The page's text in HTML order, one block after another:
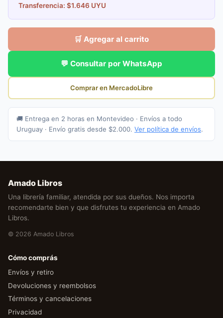
Transferencia: $1.646 UYU
🛒 Agregar al carrito
💬 Consultar por WhatsApp
Comprar en MercadoLibre
🚚 Entrega en 2 horas en Montevideo · Envíos a todo
Uruguay · Envío gratis desde $2.000. Ver política de envíos.
Amado Libros
Una librería familiar, atendida por sus dueños. Nos importa
recomendarte bien y que disfrutes tu experiencia en Amado
Libros.
© 2026 Amado Libros
Cómo comprás
Envíos y retiro
Devoluciones y reembolsos
Términos y cancelaciones
Privacidad